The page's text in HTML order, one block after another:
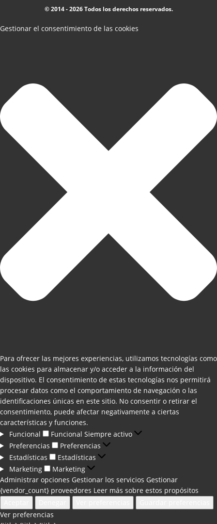
© 2014 - 2026 Todos los derechos reservados.
Gestionar el consentimiento de las cookies
Para ofrecer las mejores experiencias, utilizamos tecnologías como
las cookies para almacenar y/o acceder a la información del
dispositivo. El consentimiento de estas tecnologías nos permitirá
procesar datos como el comportamiento de navegación o las
identificaciones únicas en este sitio. No consentir o retirar el
consentimiento, puede afectar negativamente a ciertas
características y funciones.
Funcional
Funcional Siempre activo
Preferencias
Preferencias
Estadísticas
Estadísticas
Marketing
Marketing
Administrar opciones Gestionar los servicios Gestionar
{vendor_count} proveedores Leer más sobre estos propósitos
Ver preferencias